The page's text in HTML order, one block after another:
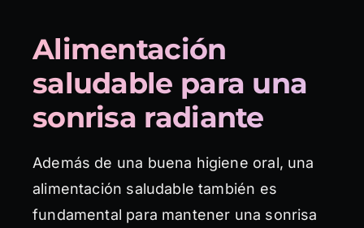
Alimentación
saludable para una
sonrisa radiante
Además de una buena higiene oral, una
alimentación saludable también es
fundamental para mantener una sonrisa